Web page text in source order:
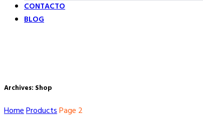
CONTACTO
BLOG
Archives: Shop
HomeProductsPage 2